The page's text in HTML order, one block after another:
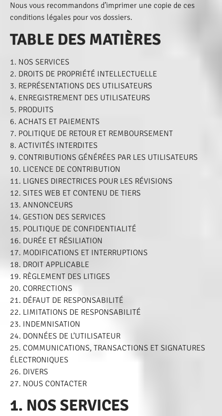
Nous vous recommandons d’imprimer une copie de ces
conditions légales pour vos dossiers.
TABLE DES MATIÈRES
1. NOS SERVICES
2. DROITS DE PROPRIÉTÉ INTELLECTUELLE
3. REPRÉSENTATIONS DES UTILISATEURS
4. ENREGISTREMENT DES UTILISATEURS
5. PRODUITS
6. ACHATS ET PAIEMENTS
7. POLITIQUE DE RETOUR ET REMBOURSEMENT
8. ACTIVITÉS INTERDITES
9. CONTRIBUTIONS GÉNÉRÉES PAR LES UTILISATEURS
10. LICENCE DE CONTRIBUTION
11. LIGNES DIRECTRICES POUR LES RÉVISIONS
12. SITES WEB ET CONTENU DE TIERS
13. ANNONCEURS
14. GESTION DES SERVICES
15. POLITIQUE DE CONFIDENTIALITÉ
16. DURÉE ET RÉSILIATION
17. MODIFICATIONS ET INTERRUPTIONS
18. DROIT APPLICABLE
19. RÈGLEMENT DES LITIGES
20. CORRECTIONS
21. DÉFAUT DE RESPONSABILITÉ
22. LIMITATIONS DE RESPONSABILITÉ
23. INDEMNISATION
24. DONNÉES DE L’UTILISATEUR
25. COMMUNICATIONS, TRANSACTIONS ET SIGNATURES
ÉLECTRONIQUES
26. DIVERS
27. NOUS CONTACTER
1. NOS SERVICES